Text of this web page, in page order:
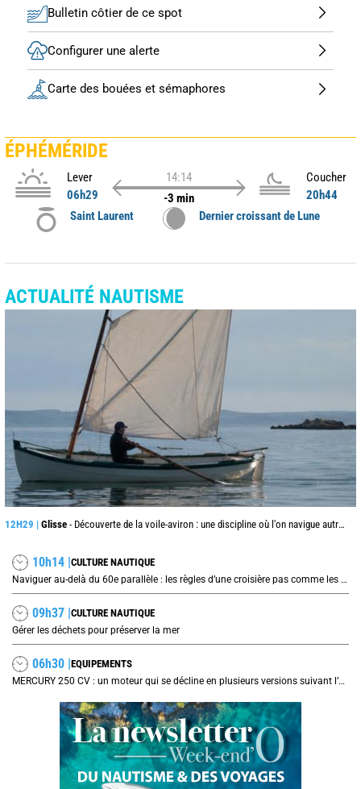
Bulletin côtier de ce spot
Configurer une alerte
Carte des bouées et sémaphores
ÉPHÉMÉRIDE
Lever
06h29
14:14
-3 min
Coucher
20h44
Saint Laurent
Dernier croissant de Lune
ACTUALITÉ NAUTISME
12H29 | Glisse - Découverte de la voile-aviron : une discipline où l'on navigue autrement
10h14 |CULTURE NAUTIQUE
Naviguer au-delà du 60e parallèle : les règles d’une croisière pas comme les autres
09h37 |CULTURE NAUTIQUE
Gérer les déchets pour préserver la mer
06h30 |EQUIPEMENTS
MERCURY 250 CV : un moteur qui se décline en plusieurs versions suivant l’utilisation